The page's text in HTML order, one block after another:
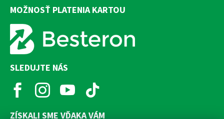
MOŽNOSŤ PLATENIA KARTOU
SLEDUJTE NÁS
ZÍSKALI SME VĎAKA VÁM